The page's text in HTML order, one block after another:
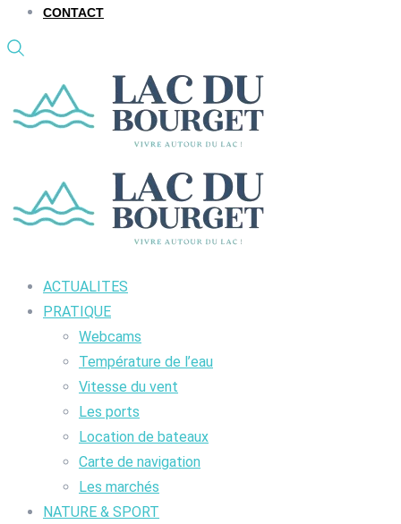
CONTACT
ACTUALITES
PRATIQUE
Webcams
Température de l’eau
Vitesse du vent
Les ports
Location de bateaux
Carte de navigation
Les marchés
NATURE & SPORT